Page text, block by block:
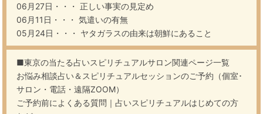
06月27日・・・ 正しい事実の見定め
06月11日・・・ 気遣いの有無
05月24日・・・ ヤタガラスの由来は朝鮮にあること
■東京の当たる占いスピリチュアルサロン関連ページ一覧
お悩み相談占い＆スピリチュアルセッションのご予約（個室･
サロン・電話・遠隔ZOOM）
ご予約前によくある質問｜占いスピリチュアルはじめての方